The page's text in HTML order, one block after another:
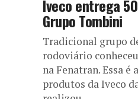
Iveco entrega
Grupo Tombini
Tradicional grupo
rodoviário
na Fenatran. Essa
produtos da Iveco